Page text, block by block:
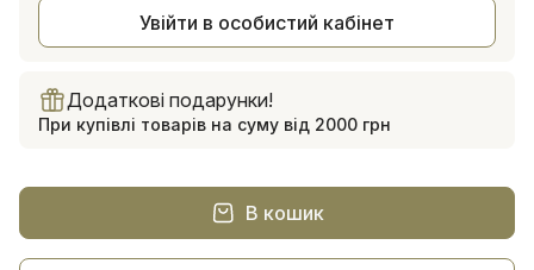
Увійти в особистий кабінет
Додаткові подарунки!
При купівлі товарів на суму від 2000 грн
В кошик